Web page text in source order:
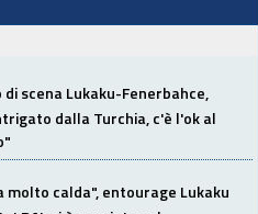
di scena Lukaku-Fenerbahce,
dalla Turchia, c'è l'ok al
molto calda", entourage Lukaku